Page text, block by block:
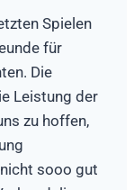
Spielen
für
Die
Leistung der
zu hoffen,
sooo gut